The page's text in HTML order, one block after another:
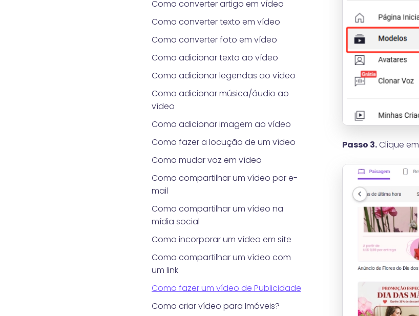
Como converter artigo em vídeo
Como converter texto em vídeo
Como converter foto em vídeo
Como adicionar texto ao vídeo
Como adicionar legendas ao vídeo
Como adicionar música/áudio ao
vídeo
Como adicionar imagem ao vídeo
Como fazer a locução de um vídeo
Como mudar voz em vídeo
Como compartilhar um vídeo por e-
mail
Como compartilhar um vídeo na
mídia social
Como incorporar um vídeo em site
Como compartilhar um vídeo com
um link
Como fazer um vídeo de Publicidade
Como criar vídeo para Imóveis?
Passo 3.Clique em